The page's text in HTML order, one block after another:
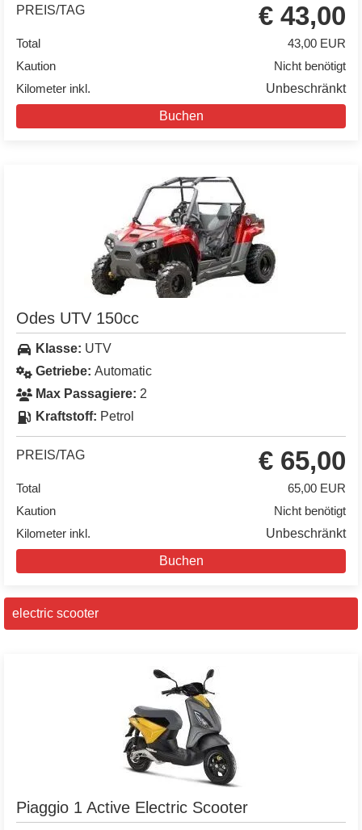
PREIS/TAG € 43,00
Total
43,00 EUR
Kaution
Nicht benötigt
Kilometer inkl.
Unbeschränkt
Buchen
Odes UTV 150cc
Klasse: UTV
Getriebe: Automatic
Max Passagiere: 2
Kraftstoff: Petrol
PREIS/TAG € 65,00
Total
65,00 EUR
Kaution
Nicht benötigt
Kilometer inkl.
Unbeschränkt
Buchen
electric scooter
Piaggio 1 Active Electric Scooter